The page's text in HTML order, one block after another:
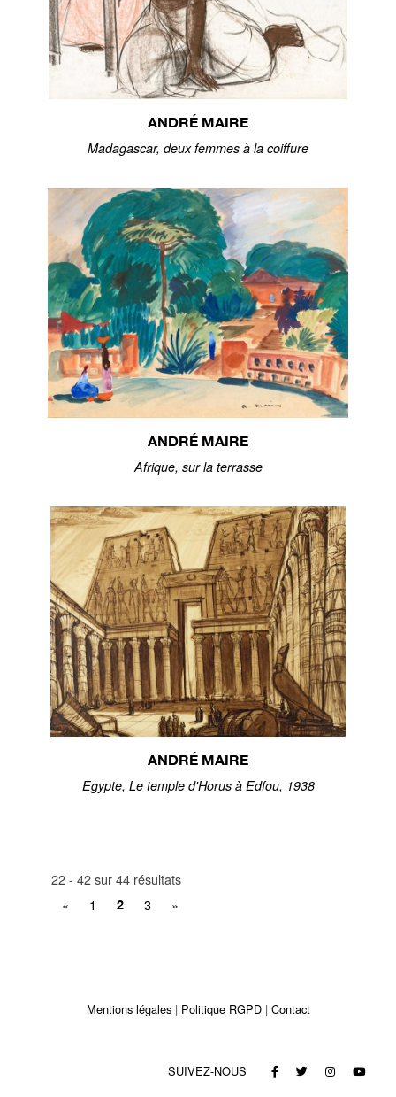
ANDRÉ MAIRE
Madagascar, deux femmes à la coiffure
ANDRÉ MAIRE
Afrique, sur la terrasse
ANDRÉ MAIRE
Egypte, Le temple d'Horus à Edfou, 1938
22 - 42 sur 44 résultats
«
1 2 3 »
Mentions légales Politique RGPD Contact
SUIVEZ-NOUS